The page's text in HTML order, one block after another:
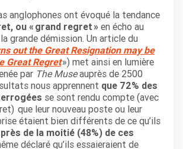
anglophones ont évoqué la tendance
ou « grand regret » en écho au
grande démission. Un article du
out the Great Resignation may be
Great Regret») met ainsi en lumière
par The Museauprès de 2500
nous apprennent que 72% des
se sont rendu compte (avec
que leur nouveau poste ou leur
étaient bien différents de ce qu’ils
près de la moitié (48%) de ces
déclaré qu’ils essaieraient de